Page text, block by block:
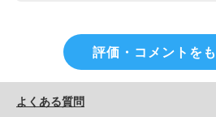
評価・コメントを
よくある質問